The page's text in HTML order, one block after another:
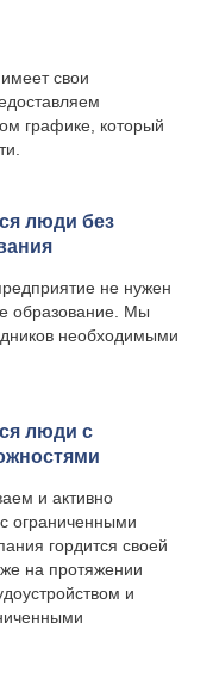
свои
графике, который
люди без
не нужен
образование. Мы
необходимыми
люди с
и активно
ограниченными
гордится своей
на протяжении
и